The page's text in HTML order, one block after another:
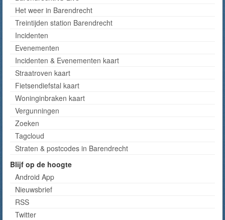
Het weer in Barendrecht
Treintijden station Barendrecht
Incidenten
Evenementen
Incidenten & Evenementen kaart
Straatroven kaart
Fietsendiefstal kaart
Woninginbraken kaart
Vergunningen
Zoeken
Tagcloud
Straten & postcodes in Barendrecht
Blijf op de hoogte
Android App
Nieuwsbrief
RSS
Twitter